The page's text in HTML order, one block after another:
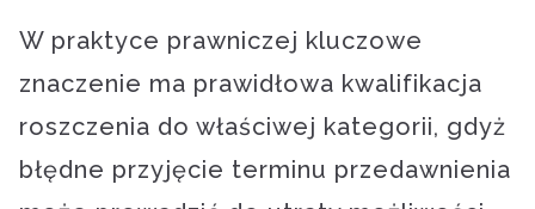
W praktyce prawniczej kluczowe
znaczenie ma prawidłowa kwalifikacja
roszczenia do właściwej kategorii, gdyż
błędne przyjęcie terminu przedawnienia